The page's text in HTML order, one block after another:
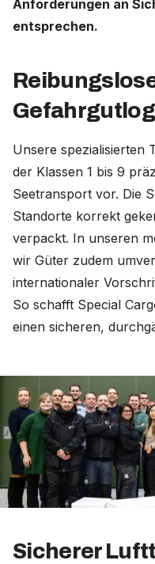
Anforderungen an
entsprechen.
Unsere spezialisierten
der Klassen 1 bis 9
Seetransport vor. Die
Standorte korrekt
verpackt. In unseren
wir Güter zudem
internationaler
So schafft Special
einen sicheren,
Sicherer